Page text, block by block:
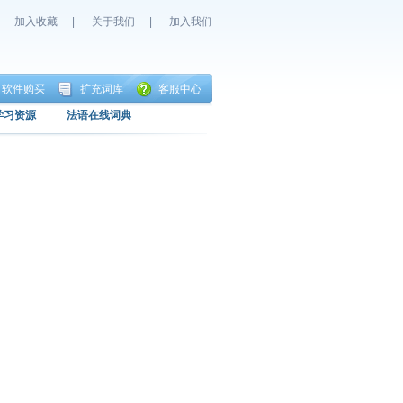
加入收藏 关于我们 加入我们
软件购买 扩充词库 客服中心
习资源 法语在线词典